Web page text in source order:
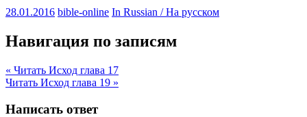
28.01.2016 bible-online In Russian / На русском
Навигация по записям
« Читать Исход глава 17
Читать Исход глава 19 »
Написать ответ